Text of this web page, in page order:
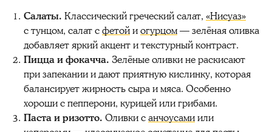
Салаты. Классический греческий салат, «Нисуаз»
с тунцом, салат сфетойиогурцом— зелёная оливка
добавляет яркий акцент и текстурный контраст.
Пицца и фокачча. Зелёные оливки не раскисают
при запекании и дают приятную кислинку, которая
балансирует жирность сыра и мяса. Особенно
хороши с пепперони, курицей или грибами.
Паста и ризотто. Оливки санчоусамиили